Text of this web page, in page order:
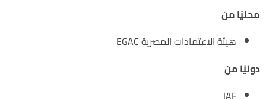
محليًا من
هيئة الاعتمادات المصرية EGAC
دوليًا من
IAF